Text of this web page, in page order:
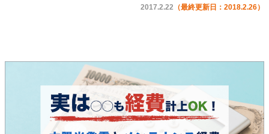
2017.2.22 （最終更新日：2018.2.26）